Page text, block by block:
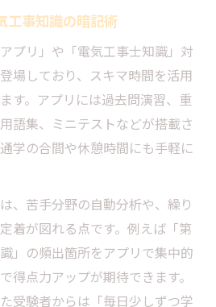
工事知識の暗記術
プリ」や「電気工事士知識」対
場しており、スキマ時間を活用
す。アプリには過去問演習、重
語集、ミニテストなどが搭載さ
学の合間や休憩時間にも手軽に
、苦手分野の自動分析や、繰り
着が図れる点です。例えば「第
」の頻出箇所をアプリで集中的
得点力アップが期待できます。